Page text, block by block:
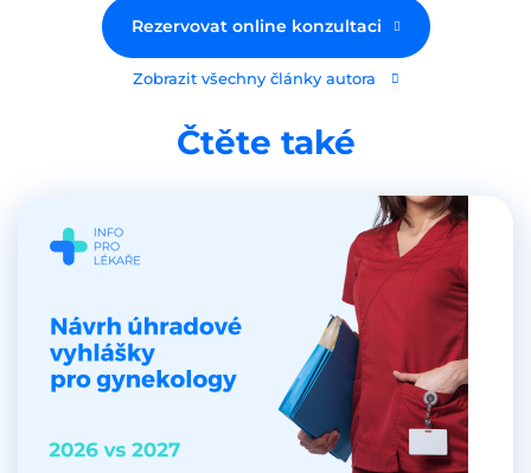
Rezervovat online konzultaci
Zobrazit všechny články autora
Čtěte také